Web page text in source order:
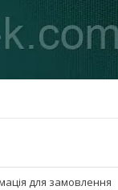
для замовлення